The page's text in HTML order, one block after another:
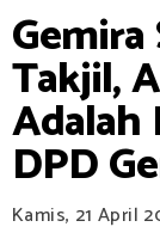
Takjil,
DPD
Kamis, 21 April